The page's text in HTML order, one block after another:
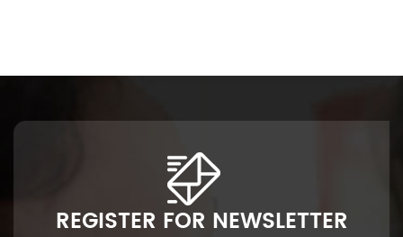
REGISTER FOR NEWSLETTER